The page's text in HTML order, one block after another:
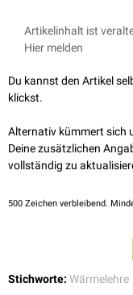
Artikelinhalt ist
Hier melden
Du kannst den Artikel
klickst.
Alternativ kümmert sich
Deine zusätzlichen
vollständig zu
500 Zeichen verbleibend.
Stichworte: Wärmelehre